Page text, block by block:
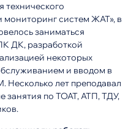
технического
мониторинг систем ЖАТ», в
заниматься
ДК, разработкой
некоторых
и вводом в
Несколько лет преподавал
занятия по ТОАТ, АТП, ТДУ,